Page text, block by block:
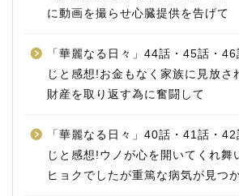
に動画を撮らせ心臓提供を告げて
「華麗なる日々」44話・45話・
じと感想!お金もなく家族に見放さ
財産を取り返す為に奮闘して
「華麗なる日々」40話・41話・
じと感想!ウノが心を開いてくれ舞
ヒョクでしたが重篤な病気が見つ